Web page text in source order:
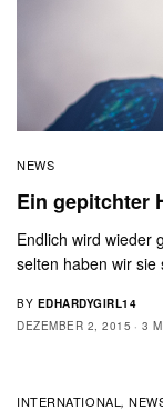
NEWS
Ein gepitchter
Endlich wird wieder
selten haben wir
BY EDHARDYGIRL14
DEZEMBER 2, 2015
3
INTERNATIONAL ,